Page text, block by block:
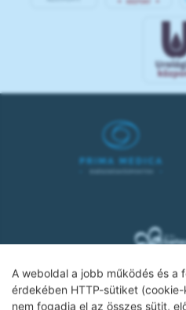
A weboldal a jobb működés és a
érdekében HTTP-sütiket
nem fogadja el az összes sütit,